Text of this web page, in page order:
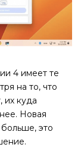
4 имеет те
на то, что
их куда
Новая
это